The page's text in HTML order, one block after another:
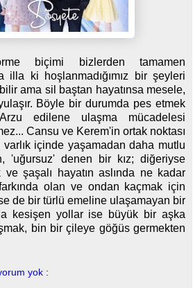
biçimi bizlerden tamamen
illa ki hoşlanmadığımız bir şeyleri
ama sil baştan hayatınsa mesele,
Böyle bir durumda pes etmek
edilene ulaşma mücadelesi
Cansu ve Kerem'in ortak noktası
içinde yaşamadan daha mutlu
'uğursuz' denen bir kız; diğeriyse
şaşalı hayatın aslında ne kadar
olan ve ondan kaçmak için
de bir türlü emeline ulaşamayan bir
kesişen yollar ise büyük bir aşka
bin bir çileye göğüs germekten
yok :